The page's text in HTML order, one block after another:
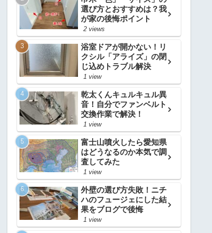
選び方とおすすめは？我
が家の後悔ポイント
2 views
浴室ドアが開かない！リ
クシル「アライズ」の閉
じ込めトラブル解決
1 view
乾太くんキュルキュル異
音！自分でファンベルト
交換作業で解決！
1 view
富士山噴火したら愛知県
はどうなるのか本気で調
査してみた
1 view
外壁の選び方失敗！ニチ
ハのフュージェにした結
果をブログで後悔
1 view